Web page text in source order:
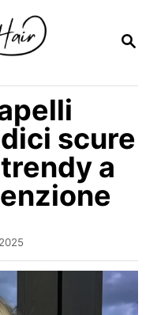
R
E
A
scure
a